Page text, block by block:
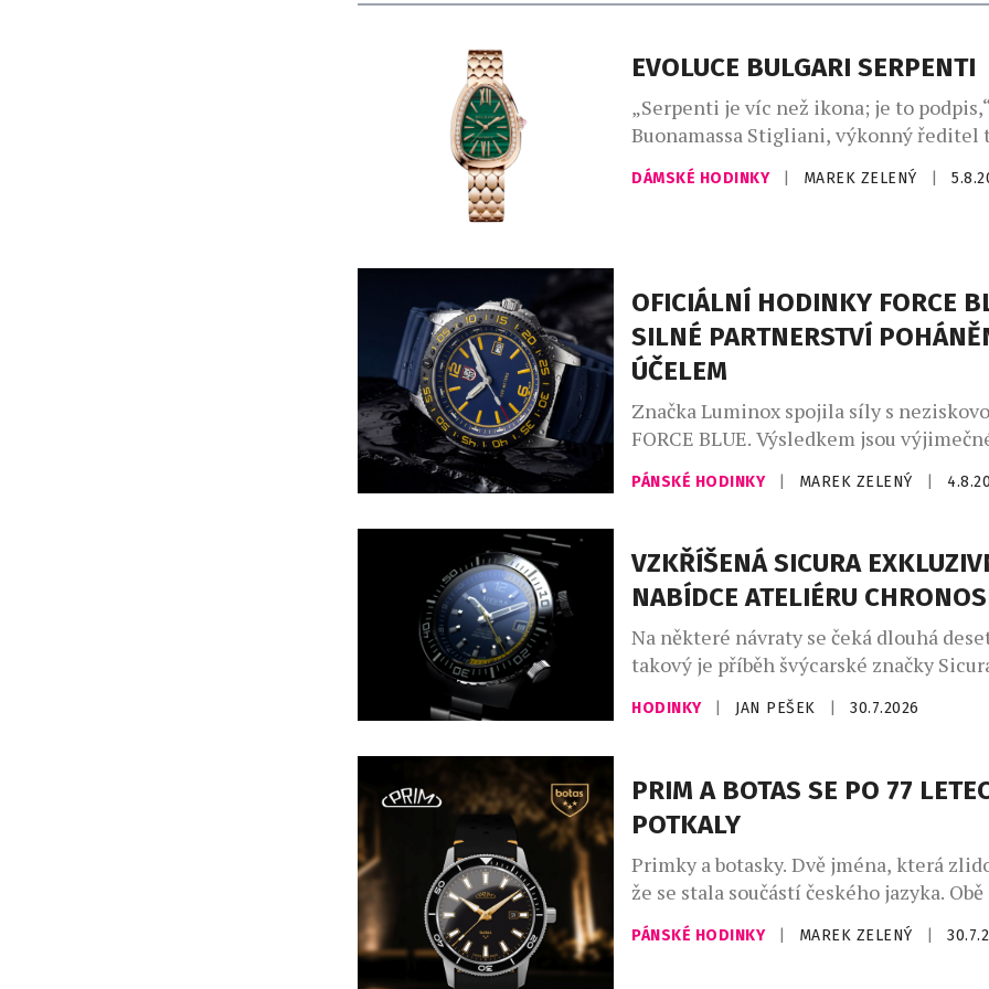
EVOLUCE BULGARI SERPENTI
„Serpenti je víc než ikona; je to
Buonamassa Stigliani, výkonný ředitel
produktů Bvlgari. Had se svým
dlouhodobě fascinuje klenotnický dům,
římských šperků, které nosila
znovu proměňuje […]
DÁMSKÉ HODINKY MAREK ZELENÝ
OFICIÁLNÍ HODINKY FORCE
SILNÉ PARTNERSTVÍ
ÚČELEM
Značka Luminox spojila síly s
FORCE BLUE. Výsledkem jsou
jejichž vznikem stojí elitní vojenští
dnes místo bojových operací zachraňují
byly od začátku do konce formovány
podněty vysloužilých členů Navy SEALs
ze speciálních jednotek. Jsou určeny
PÁNSKÉ HODINKY MAREK ZELENÝ
VZKŘÍŠENÁ SICURA
NABÍDCE ATELIÉRU
Na některé návraty se čeká dlouhá
takový je příběh švýcarské značky
se po 47 letech znovu objevuje na
mechanických hodinek. Pro sběratele je
Sicura totiž nikdy nebyla obyčejnou
značkou – byla symbolem odvahy
hledat technická řešení, která
HODINKY JAN PEŠEK 30.7.2026
PRIM A BOTAS SE PO 77
POTKALY
Primky a botasky. Dvě jména, která
že se stala součástí českého jazyka. Obě
vznikly v roce 1949 a po
poprvé setkaly na jednom výrobku.
PÁNSKÉ HODINKY MAREK ZELENÝ